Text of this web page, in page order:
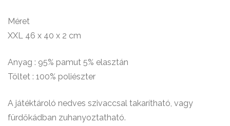
Méret
XXL 46 x 40 x 2 cm
Anyag : 95% pamut 5% elasztán
Töltet : 100% poliészter
A játéktároló nedves szivaccsal takarítható, vagy
fürdőkádban zuhanyoztatható.